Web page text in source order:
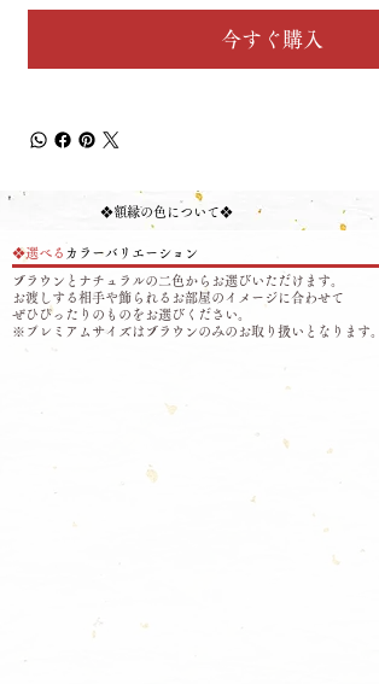
今すぐ購入
❖​額縁の色について❖
❖選べる カラーバリエーション
ブラウンとナチュラルの二色からお選びいただけます。
お渡しする相手や飾られるお部屋のイメージに合わせて
ぜひ​ぴったりのものをお選びください。
※プレミアムサイズはブラウンのみのお取り扱いとなります。